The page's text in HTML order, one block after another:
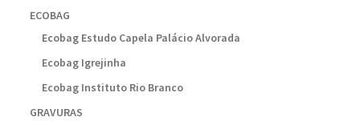
ECOBAG
Ecobag Estudo Capela Palácio Alvorada
Ecobag Igrejinha
Ecobag Instituto Rio Branco
GRAVURAS